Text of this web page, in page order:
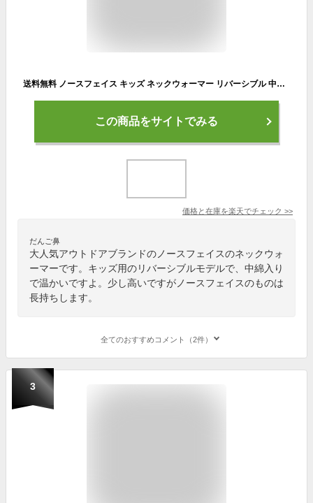
送料無料 ノースフェイス キッズ ネックウォーマー リバーシブル 中わた入り 子ども用 THE NORTH FACE 保温 ネックゲイター フリース ナイロン 首元 防寒 こども 子供 アウトドア カジュアル 黒 ピンク オレンジ ブランド アクセサリー 冬 キッズウェア/NNJ72200
この商品をサイトでみる
価格と在庫を楽天でチェック >>
だんご鼻
大人気アウトドアブランドのノースフェイスのネックウォ
ーマーです。キッズ用のリバーシブルモデルで、中綿入り
で温かいですよ。少し高いですがノースフェイスのものは
長持ちします。
全てのおすすめコメント（2件）
3